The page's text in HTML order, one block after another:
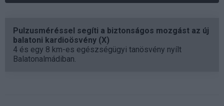
Pulzusméréssel segíti a biztonságos mozgást az új
balatoni kardioösvény (X)
4 és egy 8 km-es egészségügyi tanösvény nyílt
Balatonalmádiban.